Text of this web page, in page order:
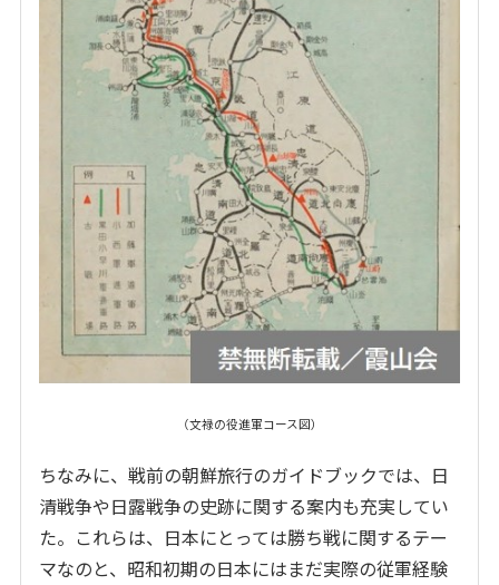
（文禄の役進軍コース図）
ちなみに、戦前の朝鮮旅行のガイドブックでは、日
清戦争や日露戦争の史跡に関する案内も充実してい
た。これらは、日本にとっては勝ち戦に関するテー
マなのと、昭和初期の日本にはまだ実際の従軍経験